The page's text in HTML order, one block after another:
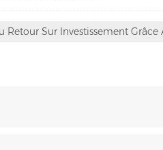
Retour Sur Investissement Grâce